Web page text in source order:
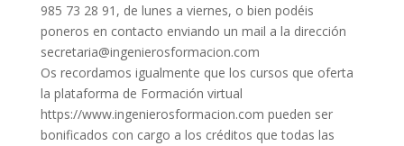
985 73 28 91, de lunes a viernes, o bien podéis
poneros en contacto enviando un mail a la dirección
secretaria@ingenierosformacion.com
Os recordamos igualmente que los cursos que oferta
la plataforma de Formación virtual
https://www.ingenierosformacion.com pueden ser
bonificados con cargo a los créditos que todas las